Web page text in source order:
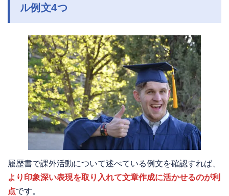
ル例文4つ
履歴書で課外活動について述べている例文を確認すれば、
より印象深い表現を取り入れて文章作成に活かせるのが利
点です。